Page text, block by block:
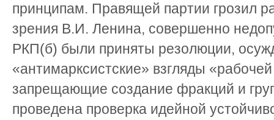
принципам. Правящей партии грозил
зрения В.И. Ленина, совершенно
РКП(б) были приняты резолюции,
«антимарксистские» взгляды
запрещающие создание фракций и
проведена проверка идейной